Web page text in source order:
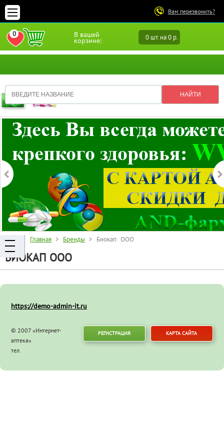
Вам перезвонить?
В вашей
корзине: 0 шт. на 0 р.
0
ПЕРЕЙТИ В ИЗБРАННОЕ
Главная > Бренды > Биокап ООО
БИОКАП ООО
https://demo-admin-it.ru
© 2007 «Интернет-
аптека»
тел.
РЕГИСТРАЦИЯ КАРТА САЙТА